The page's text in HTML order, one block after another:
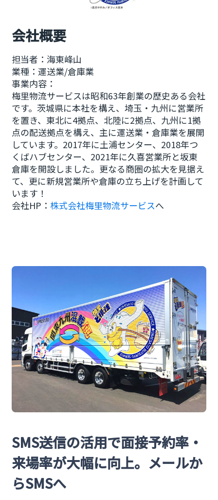
会社概要
担当者：海東峰山
業種：運送業/倉庫業
事業内容：
梅里物流サービスは昭和63年創業の歴史ある会社
です。茨城県に本社を構え、埼玉・九州に営業所
を置き、東北に4拠点、北陸に2拠点、九州に1拠
点の配送拠点を構え、主に運送業・倉庫業を展開
しています。2017年に土浦センター、2018年つ
くばハブセンター、2021年に久喜営業所と坂東
倉庫を開設しました。更なる商圏の拡大を見据え
て、更に新規営業所や倉庫の立ち上げを計画して
います！
会社HP： 株式会社梅里物流サービスへ
SMS送信の活用で面接予約率・
来場率が大幅に向上。メールか
らSMSへ